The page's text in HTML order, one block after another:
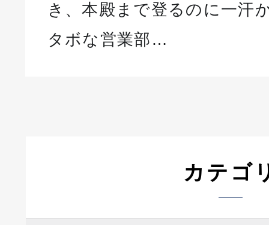
き、本殿まで登るのに一汗
タボな営業部…
カテゴ